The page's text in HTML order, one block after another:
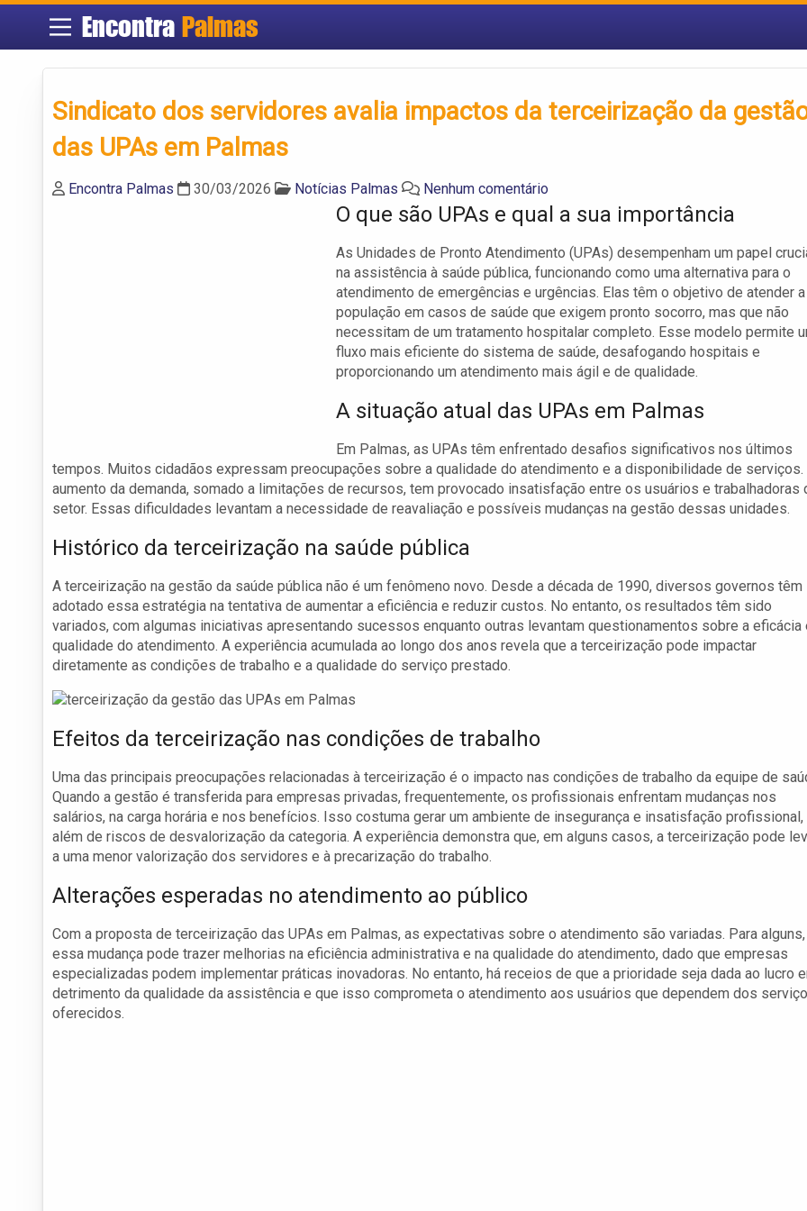
Encontra Palmas
Sindicato dos servidores avalia impactos da terceirização da
das UPAs em Palmas
Encontra Palmas 30/03/2026 Notícias Palmas Nenhum comentário
O que são UPAs e qual a sua importância
As Unidades de Pronto Atendimento (UPAs) desempenham um papel
na assistência à saúde pública, funcionando como uma alternativa para o
atendimento de emergências e urgências. Elas têm o objetivo de atender a
população em casos de saúde que exigem pronto socorro, mas que não
necessitam de um tratamento hospitalar completo. Esse modelo permite
fluxo mais eficiente do sistema de saúde, desafogando hospitais e
proporcionando um atendimento mais ágil e de qualidade.
A situação atual das UPAs em Palmas
Em Palmas, as UPAs têm enfrentado desafios significativos nos últimos
tempos. Muitos cidadãos expressam preocupações sobre a qualidade do atendimento e a disponibilidade de serviços.
aumento da demanda, somado a limitações de recursos, tem provocado insatisfação entre os usuários e trabalhadoras
setor. Essas dificuldades levantam a necessidade de reavaliação e possíveis mudanças na gestão dessas unidades.
Histórico da terceirização na saúde pública
A terceirização na gestão da saúde pública não é um fenômeno novo. Desde a década de 1990, diversos governos têm
adotado essa estratégia na tentativa de aumentar a eficiência e reduzir custos. No entanto, os resultados têm sido
variados, com algumas iniciativas apresentando sucessos enquanto outras levantam questionamentos sobre a eficácia
qualidade do atendimento. A experiência acumulada ao longo dos anos revela que a terceirização pode impactar
diretamente as condições de trabalho e a qualidade do serviço prestado.
Efeitos da terceirização nas condições de trabalho
Uma das principais preocupações relacionadas à terceirização é o impacto nas condições de trabalho da equipe de
Quando a gestão é transferida para empresas privadas, frequentemente, os profissionais enfrentam mudanças nos
salários, na carga horária e nos benefícios. Isso costuma gerar um ambiente de insegurança e insatisfação profissional,
além de riscos de desvalorização da categoria. A experiência demonstra que, em alguns casos, a terceirização pode
a uma menor valorização dos servidores e à precarização do trabalho.
Alterações esperadas no atendimento ao público
Com a proposta de terceirização das UPAs em Palmas, as expectativas sobre o atendimento são variadas. Para alguns,
essa mudança pode trazer melhorias na eficiência administrativa e na qualidade do atendimento, dado que empresas
especializadas podem implementar práticas inovadoras. No entanto, há receios de que a prioridade seja dada ao lucro
detrimento da qualidade da assistência e que isso comprometa o atendimento aos usuários que dependem dos
oferecidos.